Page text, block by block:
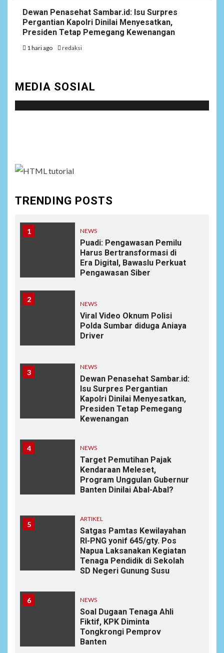
Dewan Penasehat Sambar.id: Isu Surpres
Pergantian Kapolri Dinilai Menyesatkan,
Presiden Tetap Pemegang Kewenangan
1 hari ago redaksi
MEDIA SOSIAL
TRENDING POSTS
1 NEWS
Puadi: Pengawasan Pemilu
Harus Bertransformasi di
Era Digital, Bawaslu Perkuat
Pengawasan Siber
2
NEWS
Viral Video Oknum Polisi
Polda Sumbar diduga Aniaya
Driver
3
NEWS
Dewan Penasehat Sambar.id:
Isu Surpres Pergantian
Kapolri Dinilai Menyesatkan,
Presiden Tetap Pemegang
Kewenangan
4 NEWS
Target Pemutihan Pajak
Kendaraan Meleset,
Program Unggulan Gubernur
Banten Dinilai Abal-Abal?
5
ARTIKEL
Satgas Pamtas Kewilayahan
RI-PNG yonif 645/gty. Pos
Napua Laksanakan Kegiatan
Tenaga Pendidik di Sekolah
SD Negeri Gunung Susu
6 NEWS
Soal Dugaan Tenaga Ahli
Fiktif, KPK Diminta
Tongkrongi Pemprov
Banten